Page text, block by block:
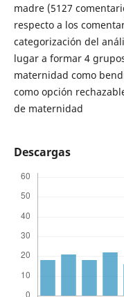
madre (5127
respecto a los
categorización del
lugar a formar 4
maternidad como
como opción
de maternidad
Descargas